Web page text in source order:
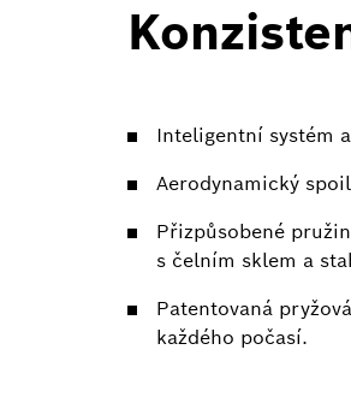
Inteligentní systém
Aerodynamický
Přizpůsobené
s čelním sklem a
Patentovaná
každého počasí.